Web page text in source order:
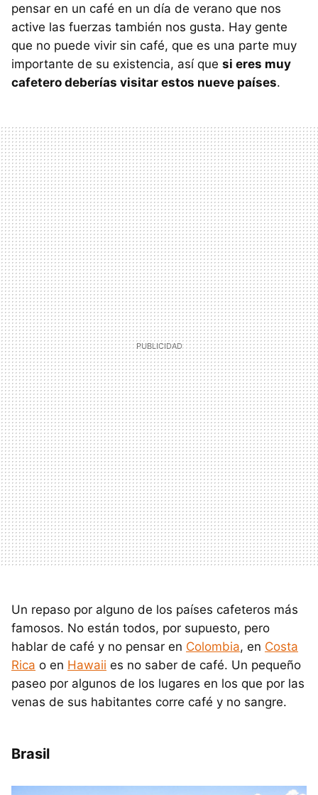
pensar en un café en un día de verano que nos
active las fuerzas también nos gusta. Hay gente
que no puede vivir sin café, que es una parte muy
importante de su existencia, así que si eres muy
cafetero deberías visitar estos nueve países.
Un repaso por alguno de los países cafeteros más
famosos. No están todos, por supuesto, pero
hablar de café y no pensar en Colombia, en Costa
Rica o en Hawaii es no saber de café. Un pequeño
paseo por algunos de los lugares en los que por las
venas de sus habitantes corre café y no sangre.
Brasil